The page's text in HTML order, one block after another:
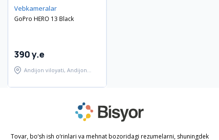
Vebkameralar
GoPro HERO 13 Black
390 y.e
Andijon viloyati, Andijon
Tovar, bo‘sh ish o‘rinlari va mehnat bozoridagi rezumelarni, shuningdek